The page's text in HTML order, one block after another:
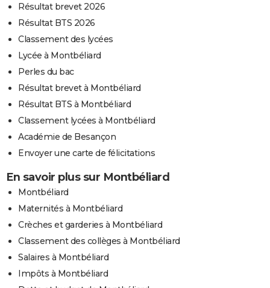
Résultat brevet 2026
Résultat BTS 2026
Classement des lycées
Lycée à Montbéliard
Perles du bac
Résultat brevet à Montbéliard
Résultat BTS à Montbéliard
Classement lycées à Montbéliard
Académie de Besançon
Envoyer une carte de félicitations
En savoir plus sur Montbéliard
Montbéliard
Maternités à Montbéliard
Crèches et garderies à Montbéliard
Classement des collèges à Montbéliard
Salaires à Montbéliard
Impôts à Montbéliard